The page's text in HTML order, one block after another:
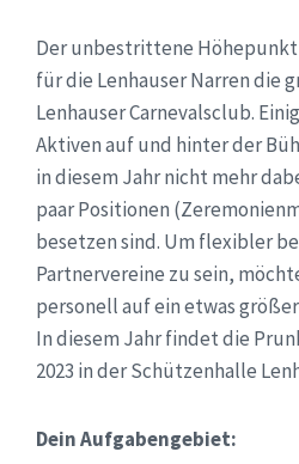
Der unbestrittene Höhepunkt
für die LenhauserNarren die
LenhauserCarnevalsclub.
Aktiven auf und hinter der
in diesem Jahr nicht mehr
paar Positionen
besetzen sind. Um flexibler
Partnervereine zu sein,
personell auf ein etwas
In diesem Jahr findet die
2023 in der Schützenhalle
Dein Aufgabengebiet: